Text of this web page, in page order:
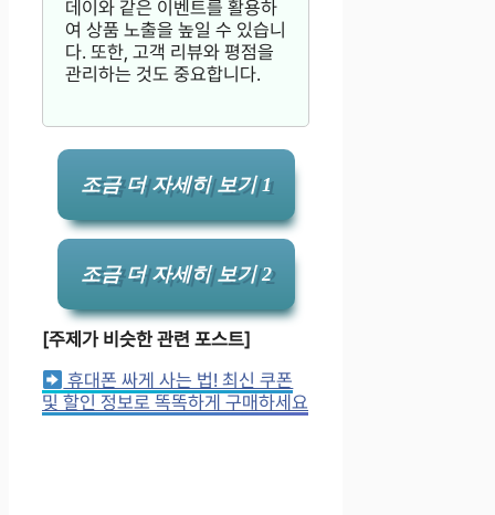
데이와 같은 이벤트를 활용하
여 상품 노출을 높일 수 있습니
다. 또한, 고객 리뷰와 평점을
관리하는 것도 중요합니다.
조금 더 자세히 보기 1
조금 더 자세히 보기 2
[주제가 비슷한 관련 포스트]
휴대폰 싸게 사는 법! 최신 쿠폰
및 할인 정보로 똑똑하게 구매하세요